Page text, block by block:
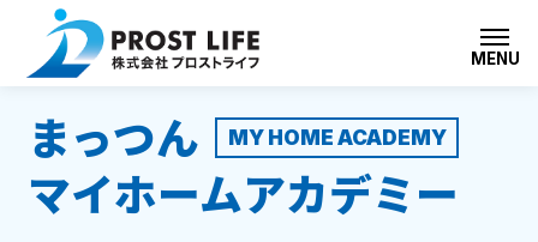
MENU
まっつん MY HOME ACADEMY
マイホームアカデミー